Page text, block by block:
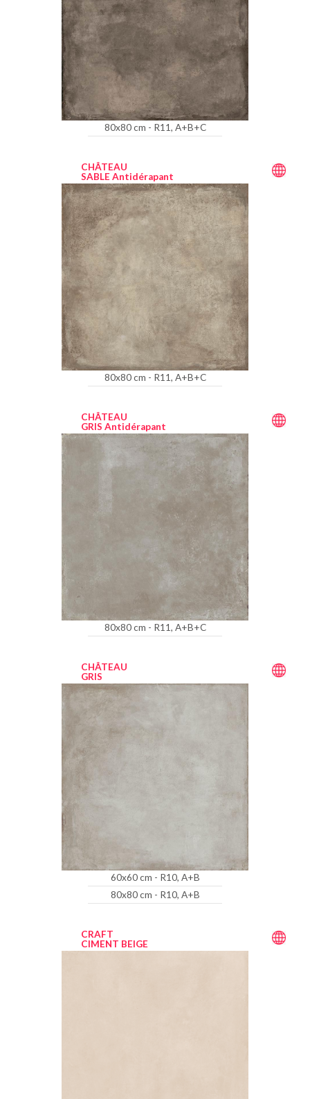
80x80 cm - R11, A+B+C
CHÂTEAU
SABLE Antidérapant
80x80 cm - R11, A+B+C
CHÂTEAU
GRIS Antidérapant
80x80 cm - R11, A+B+C
CHÂTEAU
GRIS
60x60 cm - R10, A+B
80x80 cm - R10, A+B
CRAFT
CIMENT BEIGE